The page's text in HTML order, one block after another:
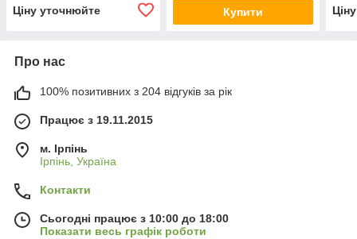
Ціну уточнюйте Купити
Про нас
100% позитивних з 204 відгуків за рік
Працює з 19.11.2015
м. Ірпінь
Ірпінь, Україна
Контакти
Сьогодні працює з 10:00 до 18:00
Показати весь графік роботи